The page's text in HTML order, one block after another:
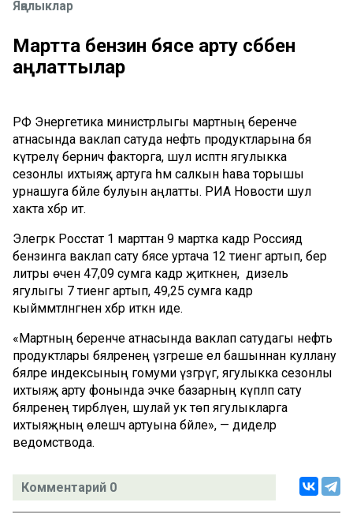
Яңалыклар
Мартта бензин бәясе арту сәбәбен
аңлаттылар
РФ Энергетика министрлыгы мартның беренче
атнасында ваклап сатуда нефть продуктларына бәя
күтәрелү берничә факторга, шул исәптән ягулыкка
сезонлы ихтыяҗ артуга һәм салкын һава торышы
урнашуга бәйле булуын аңлатты. РИА Новости шул
хакта хәбәр итә.
Элегрәк Росстат 1 марттан 9 мартка кадәр Россиядә
бензинга ваклап сату бәясе уртача 12 тиенгә артып, бер
литры өчен 47,09 сумга кадәр җиткәнен, ә дизель
ягулыгы 7 тиенгә артып, 49,25 сумга кадәр
кыйммәтләнгәнен хәбәр иткән иде.
«Мартның беренче атнасында ваклап сатудагы нефть
продуктлары бәяләренең үзгәреше ел башыннан куллану
бәяләре индексының гомуми үзгәрүгә, ягулыкка сезонлы
ихтыяҗ арту фонында эчке базарның күпләп сату
бәяләренең тирбәлүенә, шулай ук төп ягулыкларга
ихтыяҗның өлешчә артуына бәйле», — диделәр
ведомствода.
Комментарий 0